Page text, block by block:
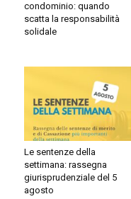
condominio: quando
scatta la responsabilità
solidale
Le sentenze della
settimana: rassegna
giurisprudenziale del 5
agosto